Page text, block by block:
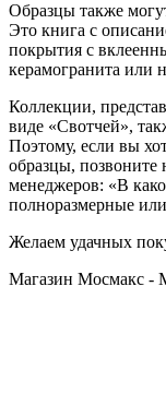
Образцы также
Это книга с
покрытия с
керамогранита или
Коллекции,
виде «Свотчей»,
Поэтому, если вы
образцы, позвоните
менеджеров: «В
полноразмерные
Желаем удачных
Магазин Мосмакс -